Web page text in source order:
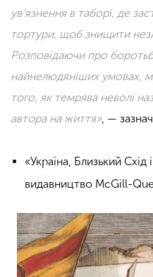
ув’язнення в таборі, де
тортури, щоб знищити
Розповідаючи про
найнелюдяніших умовах,
того, як темрява неволі
автора на життя», —
«Україна, Близький
видавництво McGill-